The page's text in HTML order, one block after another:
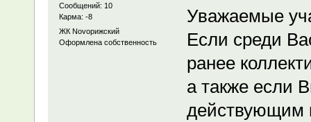
Сообщений: 10
Карма: -8
ЖК Novoрижский
Оформлена собственность
Уважаемые
Если среди
ранее
а также если
действующим